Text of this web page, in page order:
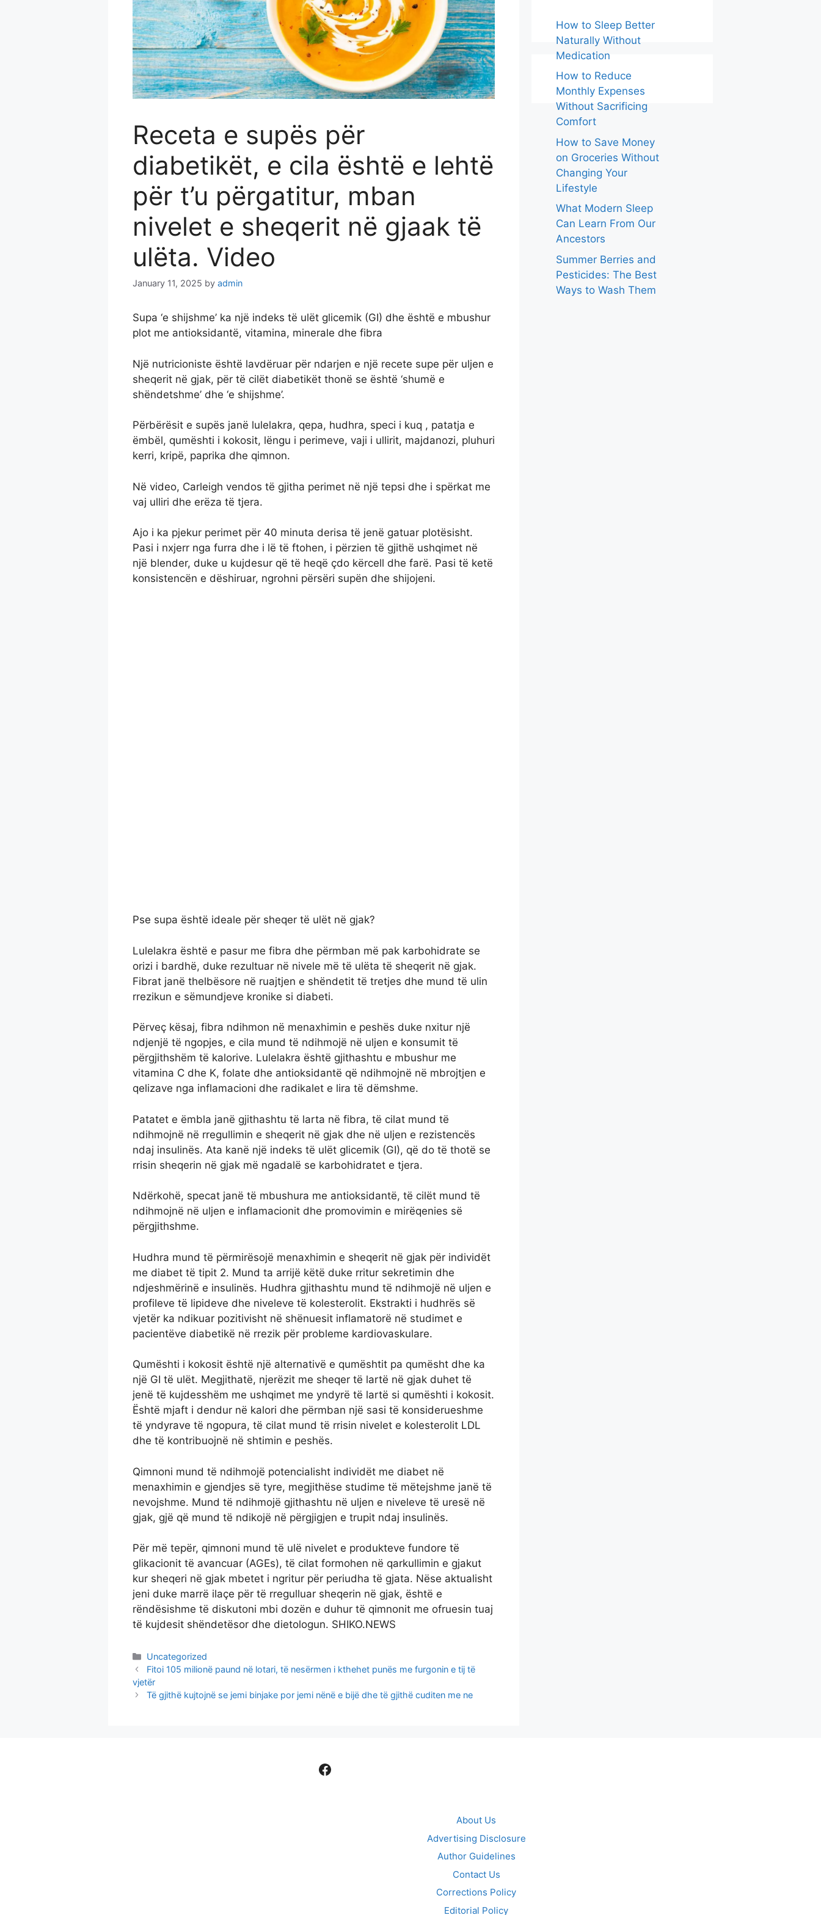
Receta e supës për
diabetikët, e cila është e lehtë
për t’u përgatitur, mban
nivelet e sheqerit në gjaak të
ulëta. Video
January 11, 2025 by admin
Supa ‘e shijshme’ ka një indeks të ulët glicemik (GI) dhe është e mbushur
plot me antioksidantë, vitamina, minerale dhe fibra
Një nutricioniste është lavdëruar për ndarjen e një recete supe për uljen e
sheqerit në gjak, për të cilët diabetikët thonë se është ‘shumë e
shëndetshme’ dhe ‘e shijshme’.
Përbërësit e supës janë lulelakra, qepa, hudhra, speci i kuq , patatja e
ëmbël, qumështi i kokosit, lëngu i perimeve, vaji i ullirit, majdanozi, pluhuri
kerri, kripë, paprika dhe qimnon.
Në video, Carleigh vendos të gjitha perimet në një tepsi dhe i spërkat me
vaj ulliri dhe erëza të tjera.
Ajo i ka pjekur perimet për 40 minuta derisa të jenë gatuar plotësisht.
Pasi i nxjerr nga furra dhe i lë të ftohen, i përzien të gjithë ushqimet në
një blender, duke u kujdesur që të heqë çdo kërcell dhe farë. Pasi të ketë
konsistencën e dëshiruar, ngrohni përsëri supën dhe shijojeni.
Pse supa është ideale për sheqer të ulët në gjak?
Lulelakra është e pasur me fibra dhe përmban më pak karbohidrate se
orizi i bardhë, duke rezultuar në nivele më të ulëta të sheqerit në gjak.
Fibrat janë thelbësore në ruajtjen e shëndetit të tretjes dhe mund të ulin
rrezikun e sëmundjeve kronike si diabeti.
Përveç kësaj, fibra ndihmon në menaxhimin e peshës duke nxitur një
ndjenjë të ngopjes, e cila mund të ndihmojë në uljen e konsumit të
përgjithshëm të kalorive. Lulelakra është gjithashtu e mbushur me
vitamina C dhe K, folate dhe antioksidantë që ndihmojnë në mbrojtjen e
qelizave nga inflamacioni dhe radikalet e lira të dëmshme.
Patatet e ëmbla janë gjithashtu të larta në fibra, të cilat mund të
ndihmojnë në rregullimin e sheqerit në gjak dhe në uljen e rezistencës
ndaj insulinës. Ata kanë një indeks të ulët glicemik (GI), që do të thotë se
rrisin sheqerin në gjak më ngadalë se karbohidratet e tjera.
Ndërkohë, specat janë të mbushura me antioksidantë, të cilët mund të
ndihmojnë në uljen e inflamacionit dhe promovimin e mirëqenies së
përgjithshme.
Hudhra mund të përmirësojë menaxhimin e sheqerit në gjak për individët
me diabet të tipit 2. Mund ta arrijë këtë duke rritur sekretimin dhe
ndjeshmërinë e insulinës. Hudhra gjithashtu mund të ndihmojë në uljen e
profileve të lipideve dhe niveleve të kolesterolit. Ekstrakti i hudhrës së
vjetër ka ndikuar pozitivisht në shënuesit inflamatorë në studimet e
pacientëve diabetikë në rrezik për probleme kardiovaskulare.
Qumështi i kokosit është një alternativë e qumështit pa qumësht dhe ka
një GI të ulët. Megjithatë, njerëzit me sheqer të lartë në gjak duhet të
jenë të kujdesshëm me ushqimet me yndyrë të lartë si qumështi i kokosit.
Është mjaft i dendur në kalori dhe përmban një sasi të konsiderueshme
të yndyrave të ngopura, të cilat mund të rrisin nivelet e kolesterolit LDL
dhe të kontribuojnë në shtimin e peshës.
Qimnoni mund të ndihmojë potencialisht individët me diabet në
menaxhimin e gjendjes së tyre, megjithëse studime të mëtejshme janë të
nevojshme. Mund të ndihmojë gjithashtu në uljen e niveleve të uresë në
gjak, gjë që mund të ndikojë në përgjigjen e trupit ndaj insulinës.
Për më tepër, qimnoni mund të ulë nivelet e produkteve fundore të
glikacionit të avancuar (AGEs), të cilat formohen në qarkullimin e gjakut
kur sheqeri në gjak mbetet i ngritur për periudha të gjata. Nëse aktualisht
jeni duke marrë ilaçe për të rregulluar sheqerin në gjak, është e
rëndësishme të diskutoni mbi dozën e duhur të qimnonit me ofruesin tuaj
të kujdesit shëndetësor dhe dietologun. SHIKO.NEWS
Categories
Uncategorized
Fitoi 105 milionë paund në lotari, të nesërmen i kthehet punës me furgonin e tij të
vjetër
Të gjithë kujtojnë se jemi binjake por jemi nënë e bijë dhe të gjithë cuditen me ne
How to Sleep Better
Naturally Without
Medication
How to Reduce
Monthly Expenses
Without Sacrificing
Comfort
How to Save Money
on Groceries Without
Changing Your
Lifestyle
What Modern Sleep
Can Learn From Our
Ancestors
Summer Berries and
Pesticides: The Best
Ways to Wash Them
Facebook
About Us
Advertising Disclosure
Author Guidelines
Contact Us
Corrections Policy
Editorial Policy